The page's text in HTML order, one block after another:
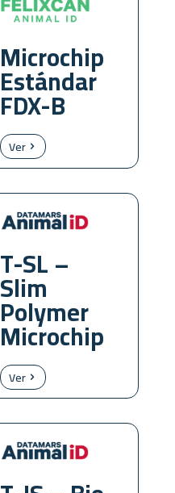
Microchip
Estándar
FDX-B
Ver
T-SL –
Slim
Polymer
Microchip
Ver